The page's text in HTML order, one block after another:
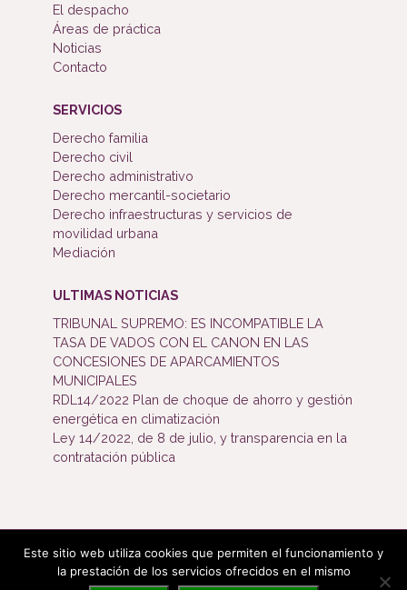
El despacho
Áreas de práctica
Noticias
Contacto
SERVICIOS
Derecho familia
Derecho civil
Derecho administrativo
Derecho mercantil-societario
Derecho infraestructuras y servicios de
movilidad urbana
Mediación
ULTIMAS NOTICIAS
TRIBUNAL SUPREMO: ES INCOMPATIBLE LA
TASA DE VADOS CON EL CANON EN LAS
CONCESIONES DE APARCAMIENTOS
MUNICIPALES
RDL14/2022 Plan de choque de ahorro y gestión
energética en climatización
Ley 14/2022, de 8 de julio, y transparencia en la
contratación pública
Bufete Mijangos ©2019. Todos los derechos reservados.
Este sitio web utiliza cookies que permiten el funcionamiento y
la prestación de los servicios ofrecidos en el mismo